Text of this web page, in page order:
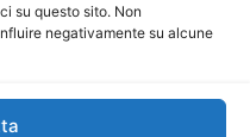
su questo sito. Non
negativamente su alcune
Maria Calabrese